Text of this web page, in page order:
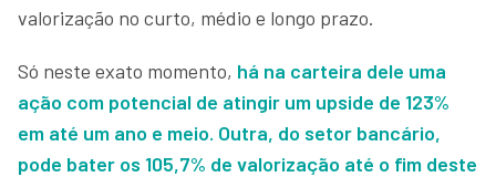
valorização no curto, médio e longo prazo.
Só neste exato momento, há na carteira dele uma
ação com potencial de atingir um upside de 123%
em até um ano e meio. Outra, do setor bancário,
pode bater os 105,7% de valorização até o fim deste